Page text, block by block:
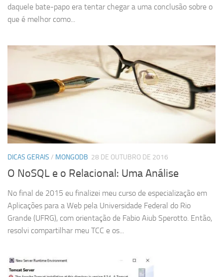
daquele bate-papo era tentar chegar a uma conclusão sobre o
que é melhor como...
DICAS GERAIS / MONGODB 28 DE OUTUBRO DE 2016
O NoSQL e o Relacional: Uma Análise
No final de 2015 eu finalizei meu curso de especialização em
Aplicações para a Web pela Universidade Federal do Rio
Grande (UFRG), com orientação de Fabio Aiub Sperotto. Então,
resolvi compartilhar meu TCC e os...